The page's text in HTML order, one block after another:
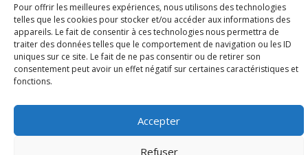
Pour offrir les meilleures expériences, nous utilisons des technologies
telles que les cookies pour stocker et/ou accéder aux informations des
appareils. Le fait de consentir à ces technologies nous permettra de
traiter des données telles que le comportement de navigation ou les ID
uniques sur ce site. Le fait de ne pas consentir ou de retirer son
consentement peut avoir un effet négatif sur certaines caractéristiques et
fonctions.
Accepter
Refuser
06 Juil 2026
Étude d’évaluabilité des Structures
d’accompagnement à l’autocréation d’emploi (SAACE)
01 Juil 2026
Pénurie du personnel infirmier :quels indicateurs
Wallonie ?